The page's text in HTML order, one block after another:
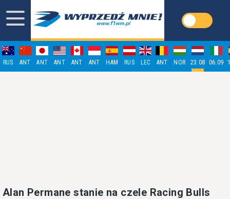
RUS ANT ANT ANT ANT ANT HAM RUS LEC ANT NOR 23.08 06.09
Alan Permane stanie na czele Racing Bulls